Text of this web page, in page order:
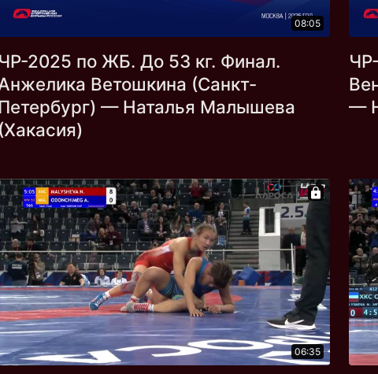
08:05
ЧР-2025 по ЖБ. До 53 кг. Финал.
Ветошкина (Санкт-
Петербург) — Наталья Малышева
(Хакасия)
—
06:35